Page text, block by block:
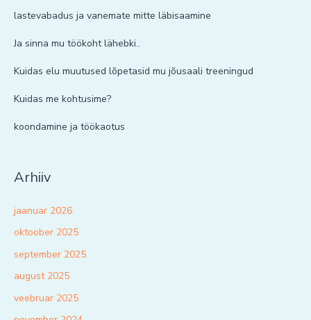
lastevabadus ja vanemate mitte läbisaamine
Ja sinna mu töökoht lähebki..
Kuidas elu muutused lõpetasid mu jõusaali treeningud
Kuidas me kohtusime?
koondamine ja töökaotus
Arhiiv
jaanuar 2026
oktoober 2025
september 2025
august 2025
veebruar 2025